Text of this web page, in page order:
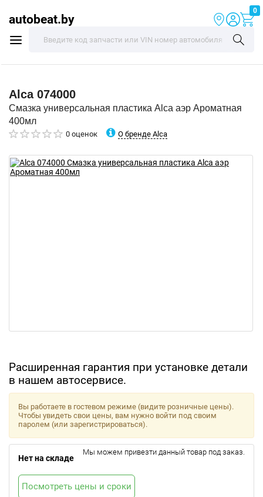
autobeat.by
0
Alca 074000
Смазка универсальная пластика Alca аэр Ароматная
400мл
0 оценок О бренде Alca
Расширенная гарантия при установке детали
в нашем автосервисе.
Вы работаете в гостевом режиме (видите розничные цены).
Чтобы увидеть свои цены, вам нужно войти под своим
паролем (или зарегистрироваться).
Нет на складе
Мы можем привезти данный товар под заказ.
Посмотреть цены и сроки